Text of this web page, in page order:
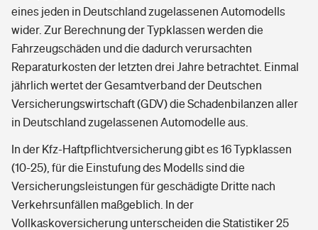
eines jeden in Deutschland zugelassenen Automodells
wider. Zur Berechnung der Typklassen werden die
Fahrzeugschäden und die dadurch verursachten
Reparaturkosten der letzten drei Jahre betrachtet. Einmal
jährlich wertet der Gesamtverband der Deutschen
Versicherungswirtschaft (GDV) die Schadenbilanzen aller
in Deutschland zugelassenen Automodelle aus.
In der Kfz-Haftpflichtversicherung gibt es 16 Typklassen
(10-25), für die Einstufung des Modells sind die
Versicherungsleistungen für geschädigte Dritte nach
Verkehrsunfällen maßgeblich. In der
Vollkaskoversicherung unterscheiden die Statistiker 25